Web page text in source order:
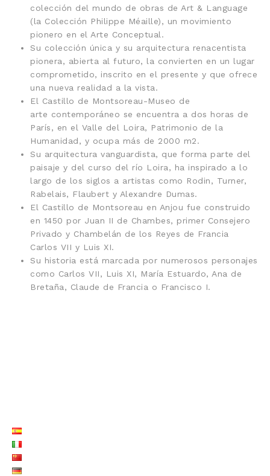
colección del mundo de obras de Art & Language
(la Colección Philippe Méaille), un movimiento
pionero en el Arte Conceptual.
Su colección única y su arquitectura renacentista
pionera, abierta al futuro, la convierten en un lugar
comprometido, inscrito en el presente y que ofrece
una nueva realidad a la vista.
El Castillo de Montsoreau-Museo de
arte contemporáneo se encuentra a dos horas de
París, en el Valle del Loira, Patrimonio de la
Humanidad, y ocupa más de 2000 m2.
Su arquitectura vanguardista, que forma parte del
paisaje y del curso del río Loira, ha inspirado a lo
largo de los siglos a artistas como Rodin, Turner,
Rabelais, Flaubert y Alexandre Dumas.
El Castillo de Montsoreau en Anjou fue construido
en 1450 por Juan II de Chambes, primer Consejero
Privado y Chambelán de los Reyes de Francia
Carlos VII y Luis XI.
Su historia está marcada por numerosos personajes
como Carlos VII, Luis XI, María Estuardo, Ana de
Bretaña, Claude de Francia o Francisco I.